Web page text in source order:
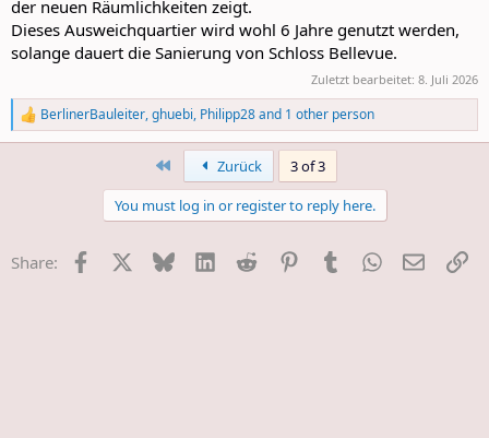
der neuen Räumlichkeiten zeigt.
Dieses Ausweichquartier wird wohl 6 Jahre genutzt werden,
solange dauert die Sanierung von Schloss Bellevue.
Zuletzt bearbeitet: 8. Juli 2026
R
e
s
BerlinerBauleiter,ghuebi, Philipp28and 1 other person
Zurück
3 of 3
You must log in or register to reply here.
Share: Facebook Bluesky LinkedInReddit PinterestTumblrWhatsApp
E-Mail